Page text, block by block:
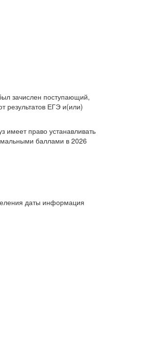
зачислен поступающий,
результатов ЕГЭ и(или)
имеет право устанавливать
баллами в 2026
даты информация